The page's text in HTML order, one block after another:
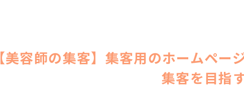
【美容師の集客】集客用のホームペー
集客を目指